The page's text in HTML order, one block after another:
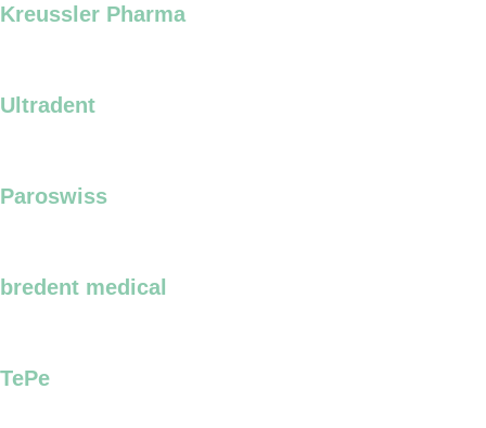
Kreussler Pharma
Ultradent
Paroswiss
bredent medical
TePe